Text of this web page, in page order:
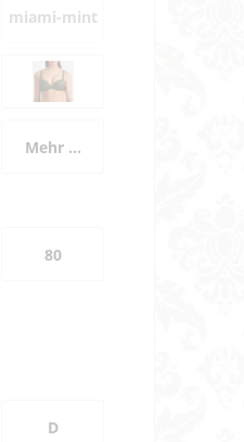
miami-mint
Mehr ...
80
D